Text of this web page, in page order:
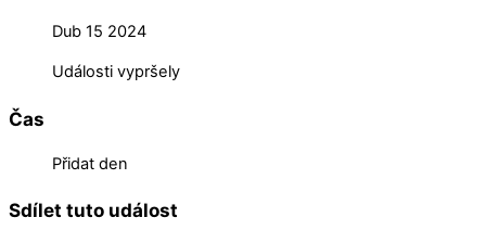
Dub 15 2024
Události vypršely
Čas
Přidat den
Sdílet tuto událost